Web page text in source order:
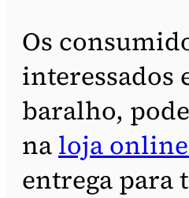
Os
interessados
baralho,
na loja
entrega para